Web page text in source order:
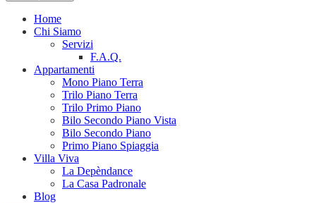
Home
Chi Siamo
Servizi
F.A.Q.
Appartamenti
Mono Piano Terra
Trilo Piano Terra
Trilo Primo Piano
Bilo Secondo Piano Vista
Bilo Secondo Piano
Primo Piano Spiaggia
Villa Viva
La Depèndance
La Casa Padronale
Blog